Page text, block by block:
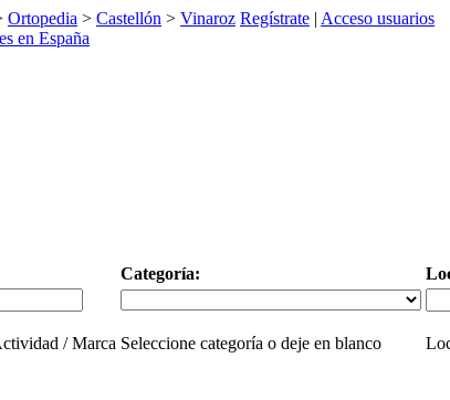
Ortopedia > Castellón > Vinaroz Regístrate | Acceso usuarios
Categoría:
/ Marca Seleccione categoría o deje en blanco